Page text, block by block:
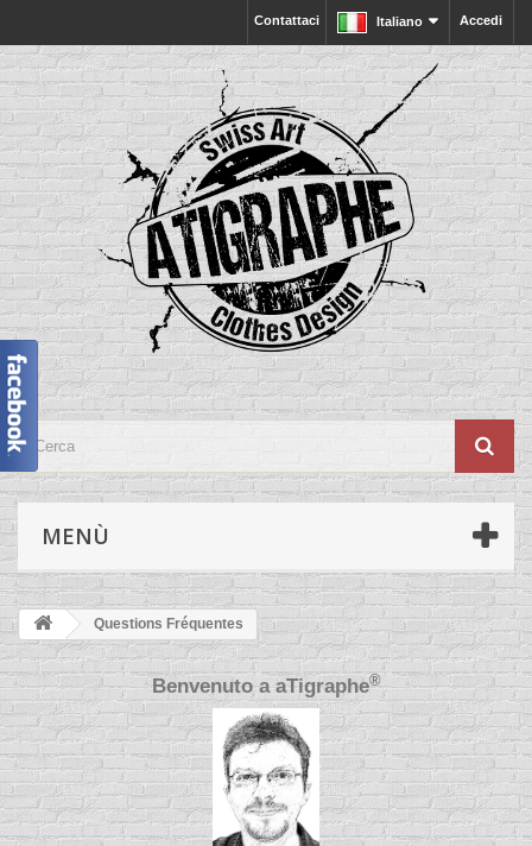
Accedi
Italiano
Contattaci
MENÙ
Questions Fréquentes
Benvenuto a aTigraphe®